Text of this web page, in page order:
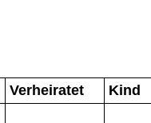
Verheiratet
Kind